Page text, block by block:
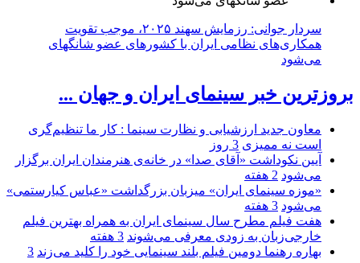
سردار جوانی: رزمایش سهند ۲۰۲۵، موجب تقویت
همکاری‌های نظامی ایران با کشور‌های عضو شانگهای
می‌شود
بروزترین خبر سینمای ایران و جهان ...
معاون جدید ارزشیابی و نظارت سینما : کار ما تنظیم‌گری
است نه ممیزی 3 روز
آیین نکوداشت «آقای صدا» در خانه‌ی هنرمندان ایران برگزار
می‌شود 2 هفته
«موزه سینمای ایران» میزبان بزرگداشت «عباس کیارستمی»
می‌شود 3 هفته
هفت فیلم مطرح سال سینمای ایران به همراه بهترین فیلم
خارجی‌زبان به زودی معرفی می‌شوند 3 هفته
بهاره رهنما دومین فیلم بلند سینمایی خود را کلید می‌زند 3